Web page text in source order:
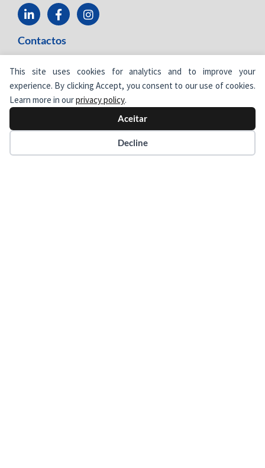
This site uses cookies for analytics and to improve your
experience. By clicking Accept, you consent to our use of cookies.
Learn more in ourprivacy policy.
Aceitar
Decline
L
i
n
k
e
n
-
i
F
a
c
e
b
o
k
-
f
I
n
s
a
r
a
m
Contactos
+351 220 912 600
cimertex@cimertex.pt
Nº verde Cimertex